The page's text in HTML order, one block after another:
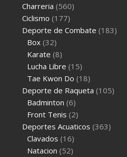
Charreria (560)
Ciclismo (177)
Deporte de Combate (183)
Box (32)
Karate (8)
Lucha Libre (15)
Tae Kwon Do (18)
Deporte de Raqueta (105)
Badminton (6)
Front Tenis (2)
Deportes Acuaticos (363)
Clavados (16)
Natacion (52)